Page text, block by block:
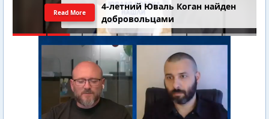
4-летний Юваль Коган найден
добровольцами
Read More